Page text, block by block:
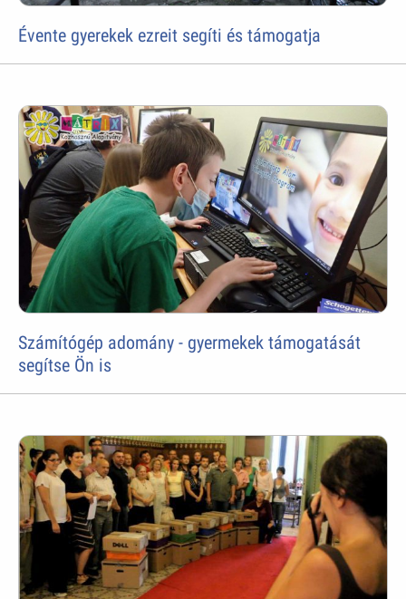
Évente gyerekek ezreit segíti és támogatja
Számítógép adomány - gyermekek támogatását
segítse Ön is